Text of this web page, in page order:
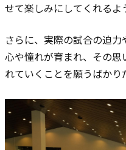
せて楽しみにしてくれるよ
さらに、実際の試合の迫
心や憧れが育まれ、その
れていくことを願うばかり